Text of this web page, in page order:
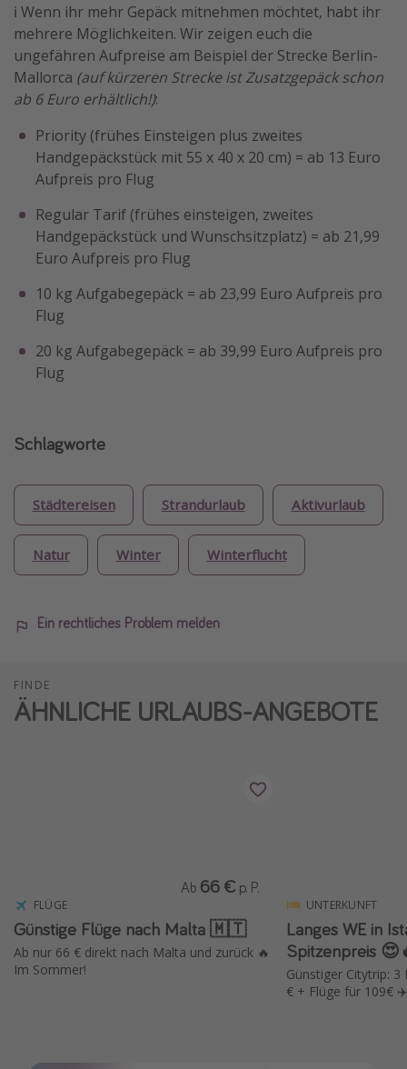
ℹ️ Wenn ihr mehr Gepäck mitnehmen möchtet, habt ihr
mehrere Möglichkeiten. Wir zeigen euch die
ungefähren Aufpreise am Beispiel der Strecke Berlin-
Mallorca (auf kürzeren Strecke ist Zusatzgepäck schon
ab 6 Euro erhältlich!):
Priority (frühes Einsteigen plus zweites
Handgepäckstück mit 55 x 40 x 20 cm) = ab 13 Euro
Aufpreis pro Flug
Regular Tarif (frühes einsteigen, zweites
Handgepäckstück und Wunschsitzplatz) = ab 21,99
Euro Aufpreis pro Flug
10 kg Aufgabegepäck = ab 23,99 Euro Aufpreis pro
Flug
20 kg Aufgabegepäck = ab 39,99 Euro Aufpreis pro
Flug
Schlagworte
Städtereisen Strandurlaub Aktivurlaub
Natur Winter Winterflucht
Ein rechtliches Problem melden
FINDE
ÄHNLICHE URLAUBS-ANGEBOTE
FLÜGE
Günstige Flüge nach Malta 🇲🇹
Ab nur 66 € direkt nach Malta und zurück 🔥
Im Sommer!
Ab 66 € p. P.
UNTERKUNFT
Langes WE in
Spitzenpreis
Günstiger Citytrip:
€ + Flüge für 109€ ✈️